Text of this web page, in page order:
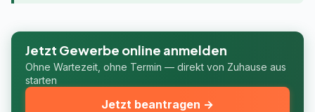
Jetzt Gewerbe online anmelden
Ohne Wartezeit, ohne Termin — direkt von Zuhause aus
starten
Jetzt beantragen →